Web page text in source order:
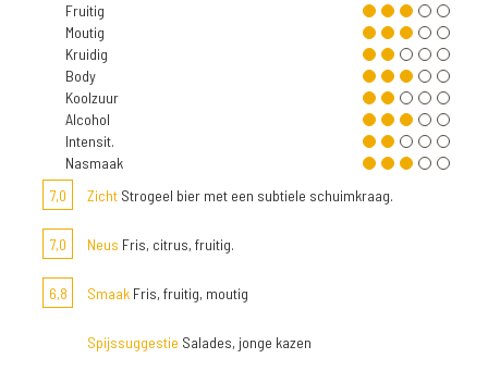
Fruitig
Moutig
Kruidig
Body
Koolzuur
Alcohol
Intensit.
Nasmaak
7,0
Zicht Strogeel bier met een subtiele schuimkraag.
7,0 Neus Fris, citrus, fruitig.
6,8 Smaak Fris, fruitig, moutig
Spijssuggestie Salades, jonge kazen